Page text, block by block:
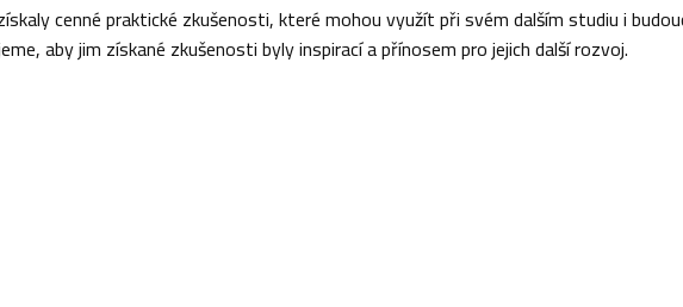
cenné praktické zkušenosti, které mohou využít při svém dalším studiu i
aby jim získané zkušenosti byly inspirací a přínosem pro jejich další rozvoj.